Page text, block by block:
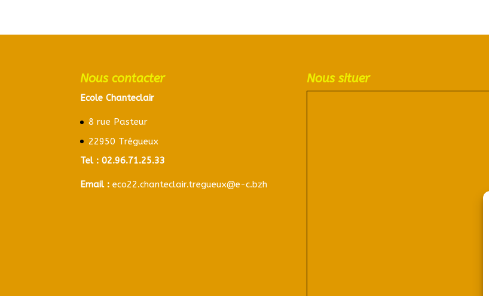
Nous contacter
Ecole Chanteclair
8 rue Pasteur
22950 Trégueux
Tel : 02.96.71.25.33
Email : eco22.chanteclair.tregueux@e-c.bzh
Nous situer